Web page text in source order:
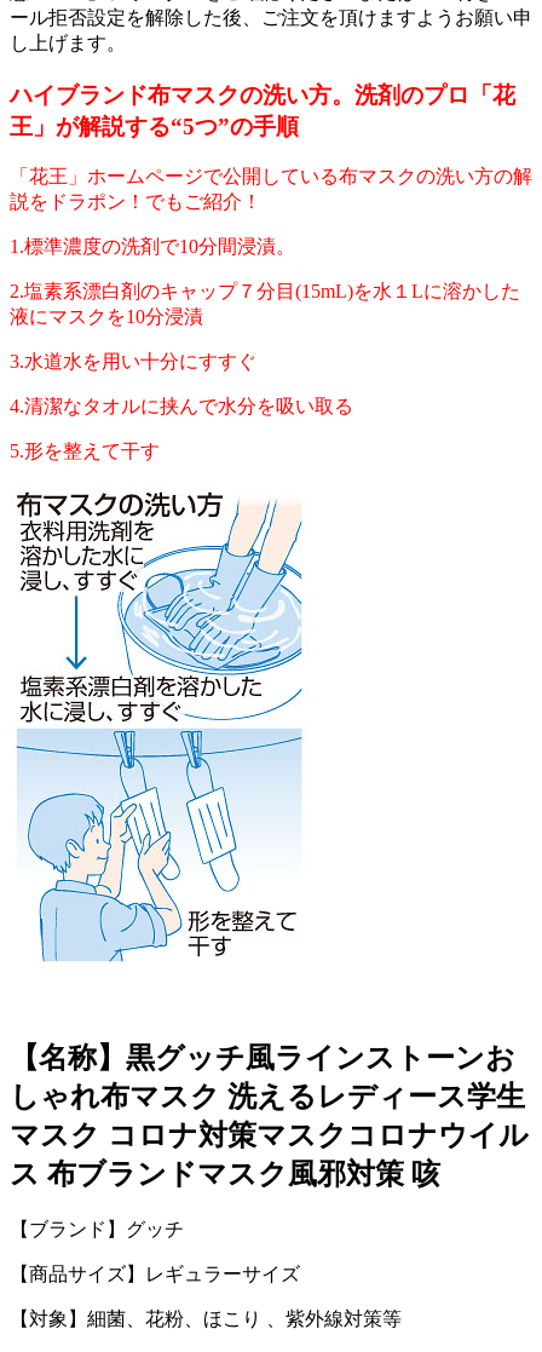
ール拒否設定を解除した後、ご注文を頂けますようお願い申
し上げます。
ハイブランド布マスクの洗い方。洗剤のプロ「花
王」が解説する“5つ”の手順
「花王」ホームページで公開している布マスクの洗い方の解
説をドラポン！でもご紹介！
1.標準濃度の洗剤で10分間浸漬。
2.塩素系漂白剤のキャップ７分目(15mL)を水１Lに溶かした
液にマスクを10分浸漬
3.水道水を用い十分にすすぐ
4.清潔なタオルに挟んで水分を吸い取る
5.形を整えて干す
【名称】黒グッチ風ラインストーンお
しゃれ布マスク 洗えるレディース学生
マスク コロナ対策マスクコロナウイル
ス 布ブランドマスク風邪対策 咳
【ブランド】グッチ
【商品サイズ】レギュラーサイズ
【対象】細菌、花粉、ほこり 、紫外線対策等